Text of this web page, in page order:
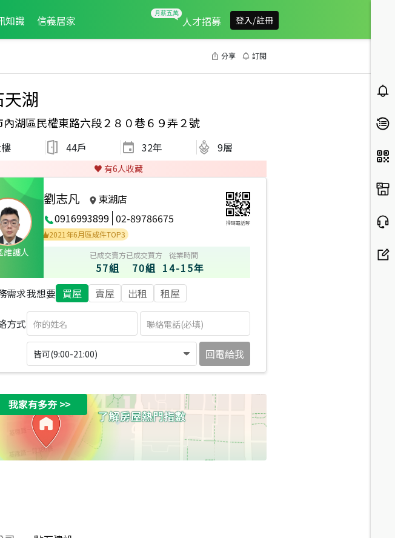
知識 信義居家 人才招募 登入/註冊
分享 訂閱
湖
內湖區民權東路六段２８０巷６９弄２號
44戶 32年 9層
♥️ 有6人收藏
維護人
劉志凡
東湖店
0916993899 02-89786675 掃碼電話聊
2021年6月區成件TOP3
已成交賣方
57組
已成交買方
70組
從業時間
14-15年
需求我想要 買屋 賣屋 出租 租屋
方式
皆可(9:00-21:00) 回電給我
我家有多夯>>